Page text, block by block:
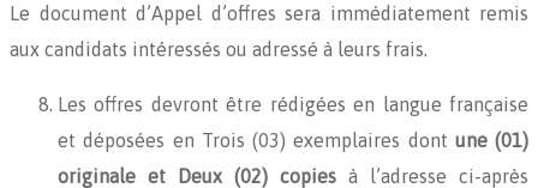
Le document d’Appel d’offres sera immédiatement remis
aux candidats intéressés ou adressé à leurs frais.
Les offres devront être rédigées en langue française
et déposées en Trois (03) exemplaires dont une (01)
originale et Deux (02) copies à l’adresse ci-après